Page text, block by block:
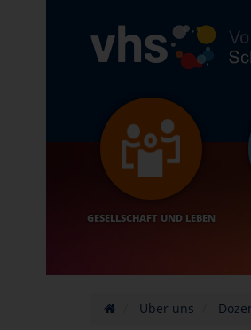
GESELLSCHAFT UND LEBEN
Über uns